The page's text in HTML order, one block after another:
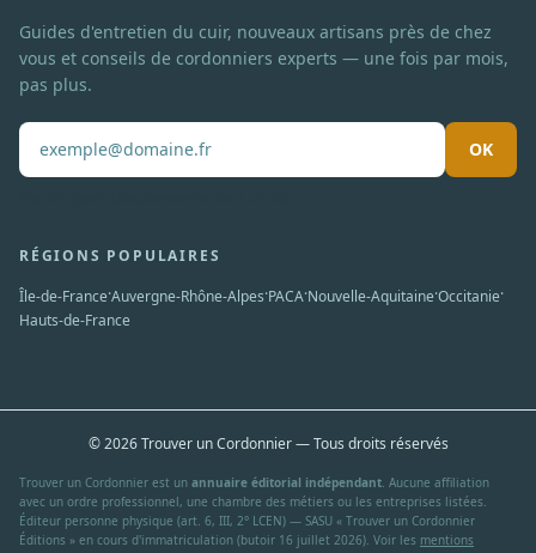
Guides d'entretien du cuir, nouveaux artisans près de chez
vous et conseils de cordonniers experts — une fois par mois,
pas plus.
OK
RÉGIONS POPULAIRES
Île-de-France·Auvergne-Rhône-Alpes·PACA·Nouvelle-Aquitaine·Occitanie·
Hauts-de-France
© 2026 Trouver un Cordonnier — Tous droits réservés
Trouver un Cordonnier est un annuaire éditorial indépendant. Aucune affiliation
avec un ordre professionnel, une chambre des métiers ou les entreprises listées.
Éditeur personne physique (art. 6, III, 2° LCEN) — SASU « Trouver un Cordonnier
Éditions » en cours d'immatriculation (butoir 16 juillet 2026). Voir les mentions